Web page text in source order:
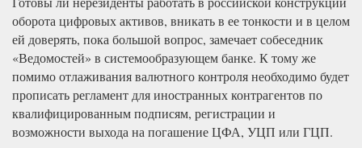
оборота цифровых активов, вникать в ее тонкости и в целом
ей доверять, пока большой вопрос, замечает собеседник
«Ведомостей» в системообразующем банке. К тому же
помимо отлаживания валютного контроля необходимо будет
прописать регламент для иностранных контрагентов по
квалифицированным подписям, регистрации и
возможности выхода на погашение ЦФА, УЦП или ГЦП.